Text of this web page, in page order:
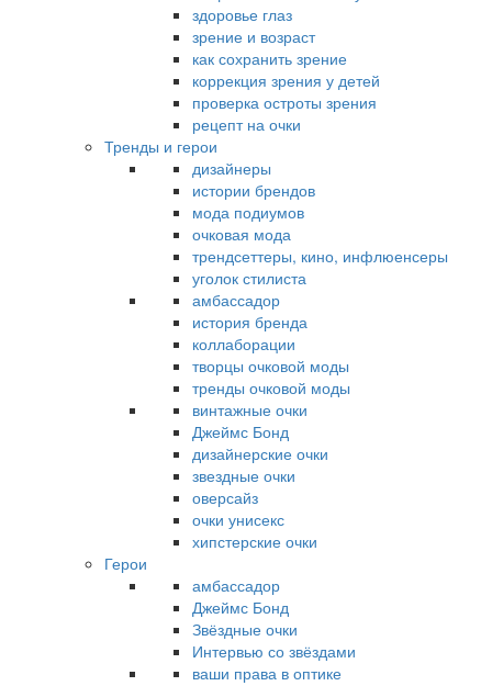
здоровье глаз
зрение и возраст
как сохранить зрение
коррекция зрения у детей
проверка остроты зрения
рецепт на очки
Тренды и герои
дизайнеры
истории брендов
мода подиумов
очковая мода
трендсеттеры, кино, инфлюенсеры
уголок стилиста
амбассадор
история бренда
коллаборации
творцы очковой моды
тренды очковой моды
винтажные очки
Джеймс Бонд
дизайнерские очки
звездные очки
оверсайз
очки унисекс
хипстерские очки
Герои
амбассадор
Джеймс Бонд
Звёздные очки
Интервью со звёздами
ваши права в оптике